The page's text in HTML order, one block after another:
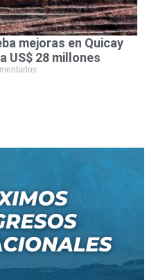
mejoras en Quicay
US$ 28 millones